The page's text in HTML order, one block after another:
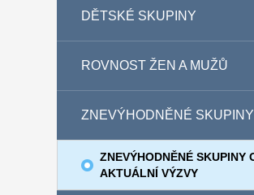
DĚTSKÉ SKUPINY
ROVNOST ŽEN A MUŽŮ
ZNEVÝHODNĚNÉ
ZNEVÝHODNĚNÉ SKUPINY
AKTUÁLNÍ VÝZVY